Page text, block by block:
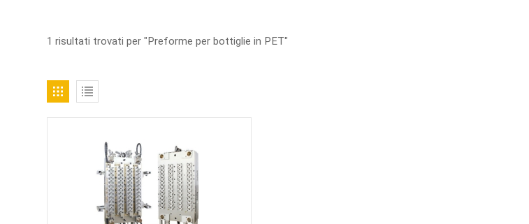
1 risultati trovati per "Preforme per bottiglie in PET"